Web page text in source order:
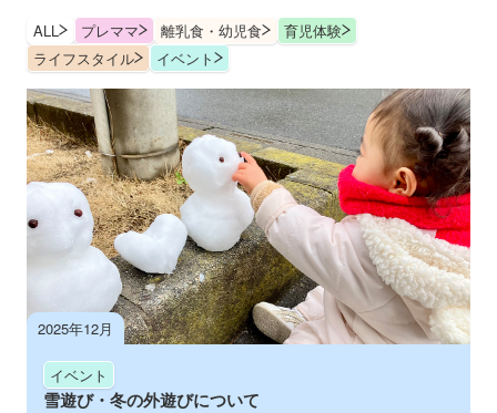
ALL プレママ 離乳食・幼児食
育児体験
ライフスタイル
イベント
2025年12月
イベント
雪遊び・冬の外遊びについて